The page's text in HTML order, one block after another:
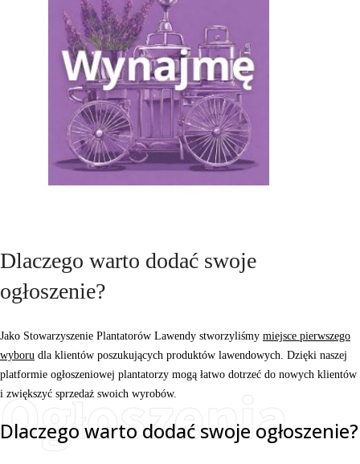
Dlaczego warto dodać swoje
ogłoszenie?
Jako Stowarzyszenie Plantatorów Lawendy stworzyliśmy miejsce pierwszego
wyboru dla klientów poszukujących produktów lawendowych. Dzięki naszej
platformie ogłoszeniowej plantatorzy mogą łatwo dotrzeć do nowych klientów
i zwiększyć sprzedaż swoich wyrobów.
Ogłoszenia
Dlaczego warto dodać swoje ogłoszenie?